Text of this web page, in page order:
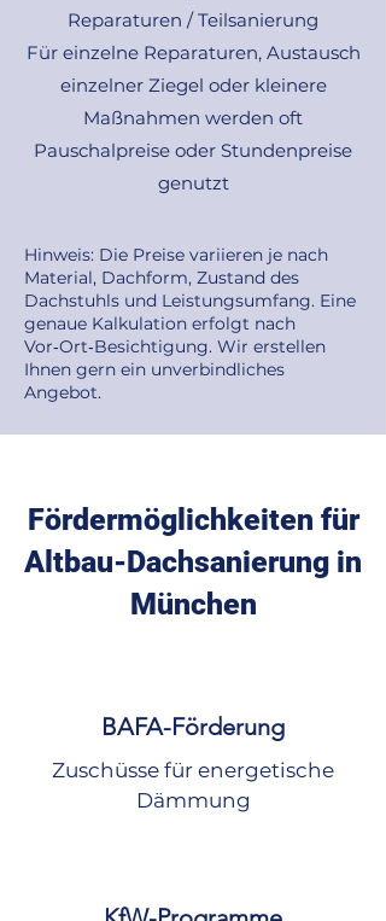
Reparaturen / Teilsanierung
Für einzelne Reparaturen, Austausch
einzelner Ziegel oder kleinere
Maßnahmen werden oft
Pauschalpreise oder Stundenpreise
genutzt
Hinweis: Die Preise variieren je nach
Material, Dachform, Zustand des
Dachstuhls und Leistungsumfang. Eine
genaue Kalkulation erfolgt nach
Vor‑Ort‑Besichtigung. Wir erstellen
Ihnen gern ein unverbindliches
Angebot.
Fördermöglichkeiten für
Altbau-Dachsanierung in
München
BAFA-Förderung
Zuschüsse für energetische
Dämmung